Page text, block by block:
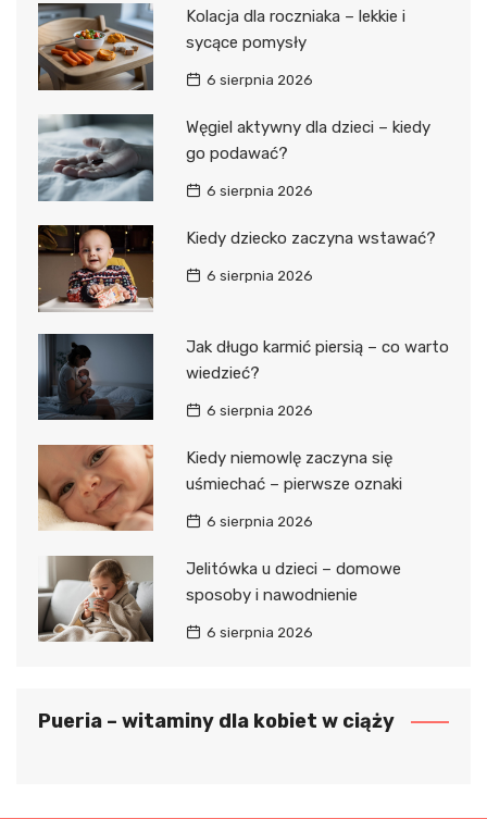
Kolacja dla roczniaka – lekkie i
sycące pomysły
6 sierpnia 2026
Węgiel aktywny dla dzieci – kiedy
go podawać?
6 sierpnia 2026
Kiedy dziecko zaczyna wstawać?
6 sierpnia 2026
Jak długo karmić piersią – co warto
wiedzieć?
6 sierpnia 2026
Kiedy niemowlę zaczyna się
uśmiechać – pierwsze oznaki
6 sierpnia 2026
Jelitówka u dzieci – domowe
sposoby i nawodnienie
6 sierpnia 2026
Pueria – witaminy dla kobiet w ciąży